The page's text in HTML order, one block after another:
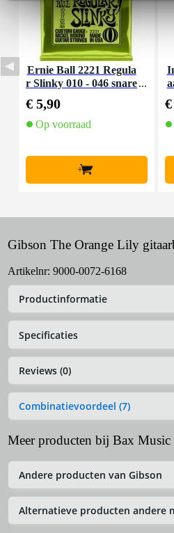
Ernie Ball 2221 Regula
r Slinky 010 - 046 snare
€ 5,90
Op voorraad
+
Gibson The Orange Lily
Artikelnr: 9000-0072-6168
Productinformatie
Specificaties
Reviews (0)
Combinatievoordeel (7)
Meer producten bij Bax Music
Andere producten van Gibson
Alternatieve producten andere